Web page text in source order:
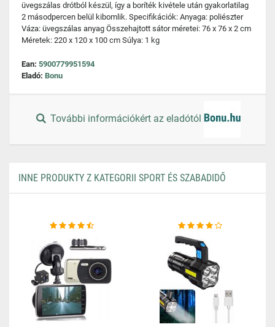
üvegszálas drótból készül, így a boríték kivétele után gyakorlatilag
2 másodpercen belül kibomlik. Specifikációk: Anyaga: poliészter
Váza: üvegszálas anyag Összehajtott sátor méretei: 76 x 76 x 2 cm
Méretek: 220 x 120 x 100 cm Súlya: 1 kg
Ean: 5900779951594
Eladó: Bonu
További információkért az eladótól
INNE PRODUKTY Z KATEGORII SPORT ÉS SZABADIDŐ